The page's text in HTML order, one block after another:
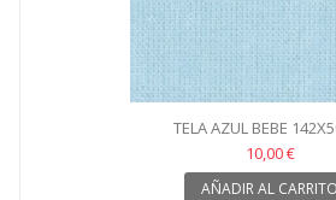
TELA AZUL BEBE
10,00 €
AÑADIR AL CARRITO